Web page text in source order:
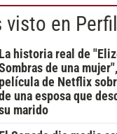
visto en Perfil
historia real de
de una
de Netflix
una esposa que
marido